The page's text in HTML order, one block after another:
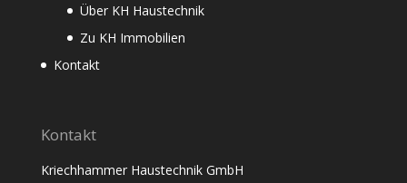
Über KH Haustechnik
Zu KH Immobilien
Kontakt
Kontakt
Kriechhammer Haustechnik GmbH